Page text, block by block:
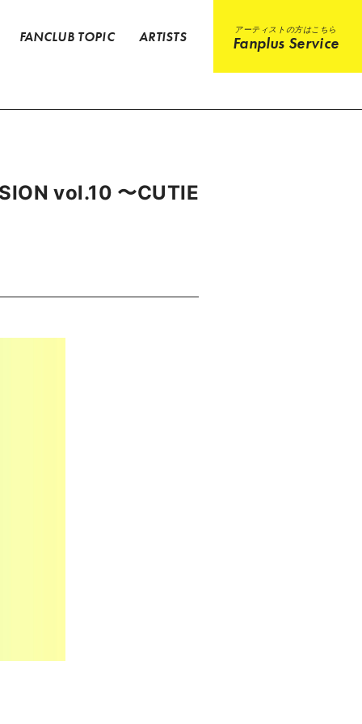
FANCLUB TOPIC ARTISTS アーティストの方はこちら
Fanplus Service
vol.10 〜CUTIE